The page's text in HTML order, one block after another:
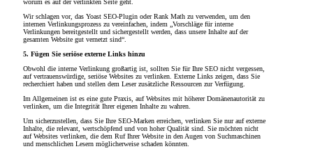
worum es auf der verlinkten Seite geht.
Wir schlagen vor, das Yoast SEO-Plugin oder Rank Math zu verwenden, um den
internen Verlinkungsprozess zu vereinfachen, indem „Vorschläge für interne
Verlinkungen bereitgestellt und sichergestellt werden, dass unsere Inhalte auf der
gesamten Website gut vernetzt sind“.
5. Fügen Sie seriöse externe Links hinzu
Obwohl die interne Verlinkung großartig ist, sollten Sie für Ihre SEO nicht vergessen,
auf vertrauenswürdige, seriöse Websites zu verlinken. Externe Links zeigen, dass Sie
recherchiert haben und stellen dem Leser zusätzliche Ressourcen zur Verfügung.
Im Allgemeinen ist es eine gute Praxis, auf Websites mit höherer Domänenautorität zu
verlinken, um die Integrität Ihrer eigenen Inhalte zu wahren.
Um sicherzustellen, dass Sie Ihre SEO-Marken erreichen, verlinken Sie nur auf externe
Inhalte, die relevant, wertschöpfend und von hoher Qualität sind. Sie möchten nicht
auf Websites verlinken, die dem Ruf Ihrer Website in den Augen von Suchmaschinen
und menschlichen Lesern möglicherweise schaden könnten.